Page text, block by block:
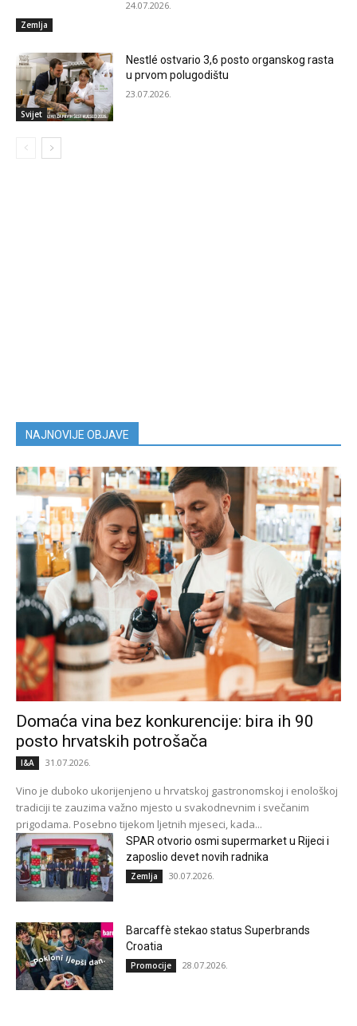
Zemlja
24.07.2026.
Svijet
Nestlé ostvario 3,6 posto organskog rasta
u prvom polugodištu
23.07.2026.
NAJNOVIJE OBJAVE
Domaća vina bez konkurencije: bira ih 90
posto hrvatskih potrošača
I&A 31.07.2026.
Vino je duboko ukorijenjeno u hrvatskoj gastronomskoj i enološkoj
tradiciji te zauzima važno mjesto u svakodnevnim i svečanim
prigodama. Posebno tijekom ljetnih mjeseci, kada...
SPAR otvorio osmi supermarket u Rijeci i
zaposlio devet novih radnika
Zemlja 30.07.2026.
Barcaffè stekao status Superbrands
Croatia
Promocije 28.07.2026.